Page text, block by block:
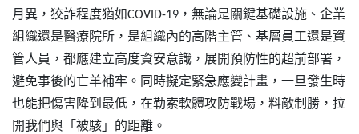
月異，狡詐程度猶如COVID-19，無論是關鍵基礎設施、企業
組織還是醫療院所，是組織內的高階主管、基層員工還是資
管人員，都應建立高度資安意識，展開預防性的超前部署，
避免事後的亡羊補牢。同時擬定緊急應變計畫，一旦發生時
也能把傷害降到最低，在勒索軟體攻防戰場，料敵制勝，拉
開我們與「被駭」的距離。